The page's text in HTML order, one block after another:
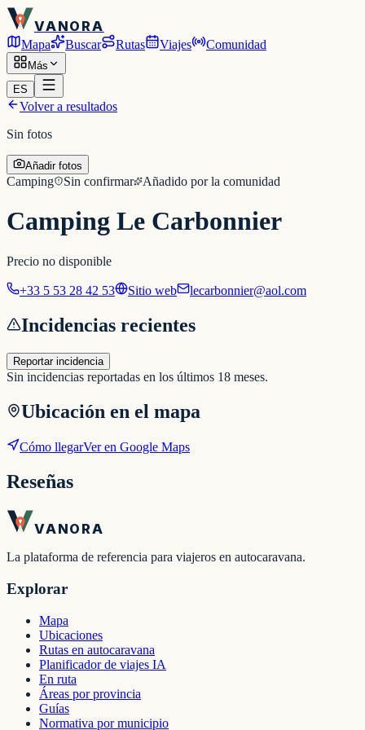
VANORA
Mapa Buscar Rutas Viajes Comunidad
Más
ES
Volver a resultados
Sin fotos
Añadir fotos
Camping Sin confirmar Añadido por la comunidad
Camping Le Carbonnier
Precio no disponible
+33 5 53 28 42 53 Sitio web lecarbonnier@aol.com
Incidencias recientes
Reportar incidencia
Sin incidencias reportadas en los últimos 18 meses.
Ubicación en el mapa
Cómo llegarVer en Google Maps
Reseñas
VANORA
La plataforma de referencia para viajeros en autocaravana.
Explorar
Mapa
Ubicaciones
Rutas en autocaravana
Planificador de viajes IA
En ruta
Áreas por provincia
Guías
Normativa por municipio